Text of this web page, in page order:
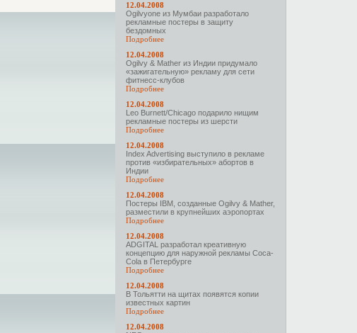
12.04.2008
Ogilvyone из Мумбаи разработало
рекламные постеры в защиту
бездомных
Подробнее
12.04.2008
Ogilvy & Mather из Индии придумало
«зажигательную» рекламу для сети
фитнесс-клубов
Подробнее
12.04.2008
Leo Burnett/Chicago подарило нищим
рекламные постеры из шерсти
Подробнее
12.04.2008
Index Advertising выступило в рекламе
против «избирательных» абортов в
Индии
Подробнее
12.04.2008
Постеры IBM, созданные Ogilvy & Mather,
разместили в крупнейших аэропортах
Подробнее
12.04.2008
ADGITAL разработал креативную
концепцию для наружной рекламы Coca-
Cola в Петербурге
Подробнее
12.04.2008
В Тольятти на щитах появятся копии
известных картин
Подробнее
12.04.2008